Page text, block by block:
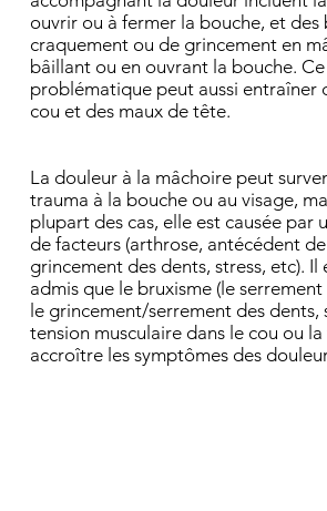
ouvrir ou à fermer la bouche, et des
craquement ou de grincement en
bâillant ou en ouvrant la bouche.
problématique peut aussi entraîner
cou et des maux de tête.
La douleur à la mâchoire peut
trauma à la bouche ou au visage,
plupart des cas, elle est causée par
de facteurs (arthrose, antécédent
grincement des dents, stress, etc). Il
admis que le bruxisme (le
le grincement/serrement des dents,
tension musculaire dans le cou ou
accroître les symptômes des